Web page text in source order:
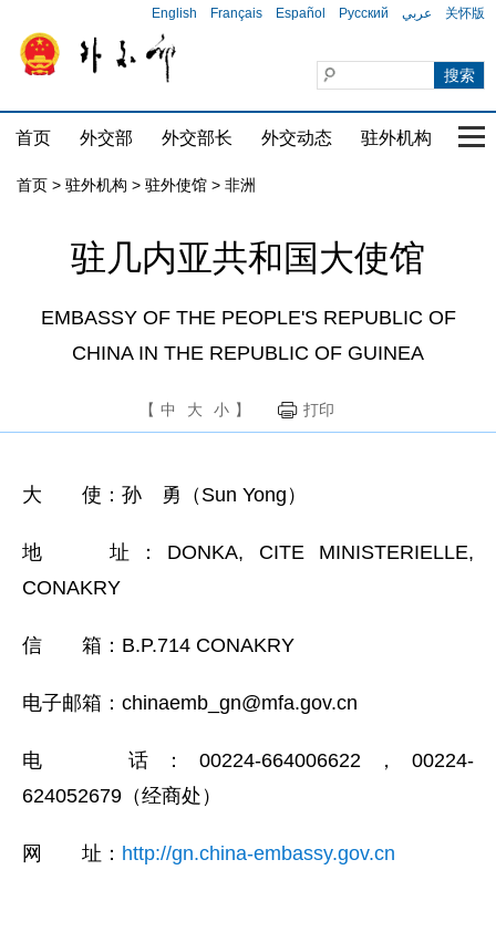
English Français Español Русский عربي 关怀版
首页 外交部 外交部长 外交动态 驻外机构 国
首页 > 驻外机构 > 驻外使馆 > 非洲
驻几内亚共和国大使馆
EMBASSY OF THE PEOPLE'S REPUBLIC OF
CHINA IN THE REPUBLIC OF GUINEA
【 中 大 小 】 打印
大 使：孙 勇（Sun Yong）
地 址：DONKA, CITE MINISTERIELLE,
CONAKRY
信 箱：B.P.714 CONAKRY
电子邮箱：chinaemb_gn@mfa.gov.cn
电 话：00224-664006622，00224-
624052679（经商处）
网 址： http://gn.china-embassy.gov.cn